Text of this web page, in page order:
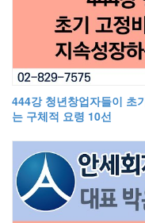
444강 청년창업자들이 초
는 구체적 요령 10선